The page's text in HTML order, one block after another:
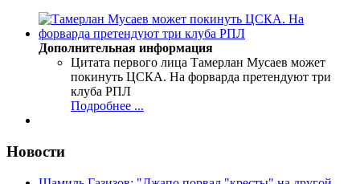
Дополнительная информация
Цитата первого лица Тамерлан Мусаев может
покинуть ЦСКА. На форварда претендуют три
клуба РПЛ
Подробнее ...
Новости